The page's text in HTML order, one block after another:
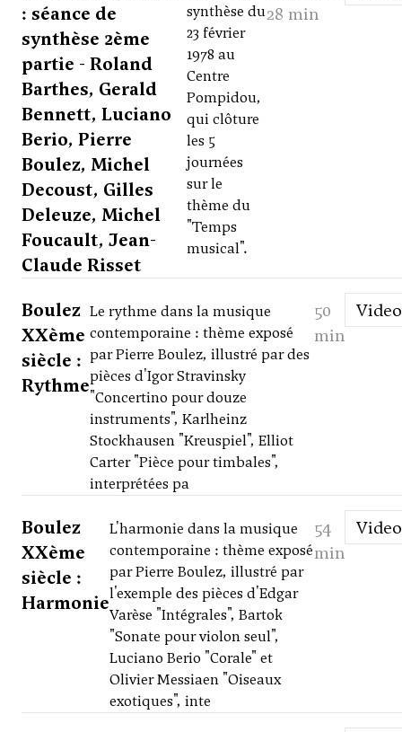
: séance de
synthèse 2ème
partie - Roland
Barthes, Gerald
Bennett, Luciano
Berio, Pierre
Boulez, Michel
Decoust, Gilles
Deleuze, Michel
Foucault, Jean-
Claude Risset
synthèse du
23 février
1978 au
Centre
Pompidou,
qui clôture
les 5
journées
sur le
thème du
"Temps
musical".
28 min
Boulez
XXème
siècle :
Rythme
Le rythme dans la musique
contemporaine : thème exposé
par Pierre Boulez, illustré par des
pièces d'Igor Stravinsky
"Concertino pour douze
instruments", Karlheinz
Stockhausen "Kreuspiel", Elliot
Carter "Pièce pour timbales",
interprétées pa
50
min
Video
Boulez
XXème
siècle :
Harmonie
L'harmonie dans la musique
contemporaine : thème exposé
par Pierre Boulez, illustré par
l'exemple des pièces d'Edgar
Varèse "Intégrales", Bartok
"Sonate pour violon seul",
Luciano Berio "Corale" et
Olivier Messiaen "Oiseaux
exotiques", inte
54
min
Video